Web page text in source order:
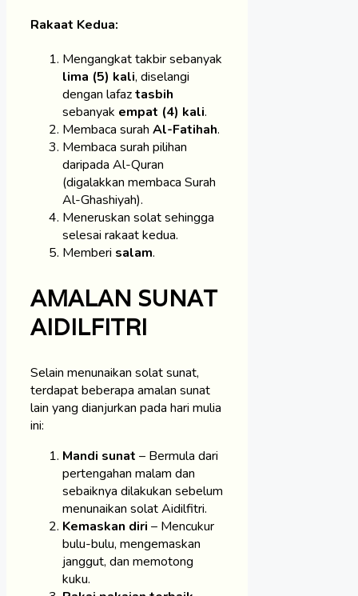
Rakaat Kedua:
Mengangkat takbir sebanyak
lima (5) kali, diselangi
dengan lafaztasbih
sebanyak empat (4) kali.
Membaca surah Al-Fatihah.
Membaca surah pilihan
daripada Al-Quran
(digalakkan membaca Surah
Al-Ghashiyah).
Meneruskan solat sehingga
selesai rakaat kedua.
Memberi salam.
AMALAN SUNAT
AIDILFITRI
Selain menunaikan solat sunat,
terdapat beberapa amalan sunat
lain yang dianjurkan pada hari mulia
ini:
Mandi sunat – Bermula dari
pertengahan malam dan
sebaiknya dilakukan sebelum
menunaikan solat Aidilfitri.
Kemaskan diri – Mencukur
bulu-bulu, mengemaskan
janggut, dan memotong
kuku.